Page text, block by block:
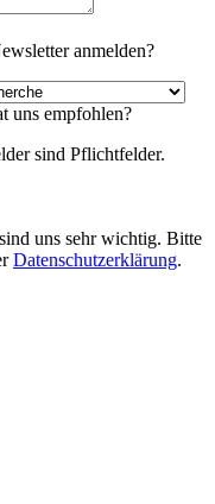
anmelden?
uns empfohlen?
sind Pflichtfelder.
uns sehr wichtig. Bitte
Datenschutzerklärung.